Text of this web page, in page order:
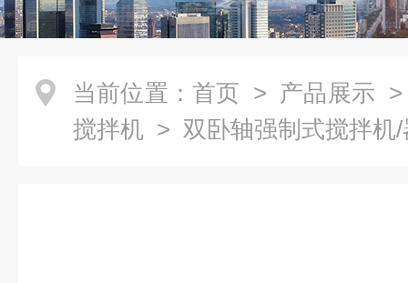
当前位置： 首页 > 产品展示
搅拌机 > 双卧轴强制式搅拌机/